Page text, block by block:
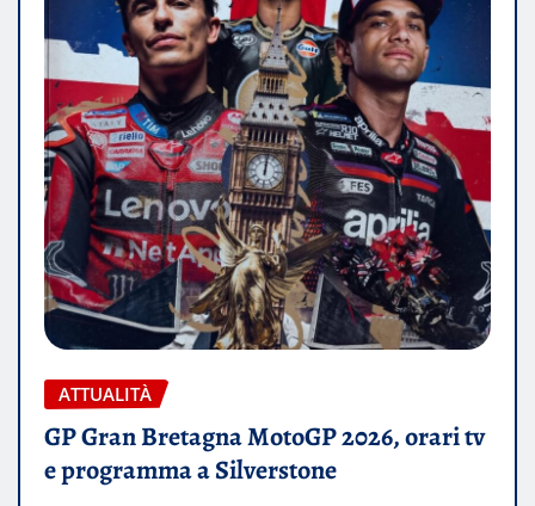
ATTUALITÀ
GP Gran Bretagna MotoGP 2026, orari tv
e programma a Silverstone